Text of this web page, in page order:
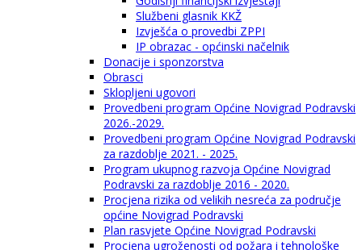
Službeni glasnik KKŽ
Izvješća o provedbi ZPPI
IP obrazac - općinski načelnik
Donacije i sponzorstva
Obrasci
Sklopljeni ugovori
Provedbeni program Općine Novigrad Podravski
2026.-2029.
Provedbeni program Općine Novigrad Podravski
za razdoblje 2021. - 2025.
Program ukupnog razvoja Općine Novigrad
Podravski za razdoblje 2016 - 2020.
Procjena rizika od velikih nesreća za područje
općine Novigrad Podravski
Plan rasvjete Općine Novigrad Podravski
Procjena ugroženosti od požara i tehnološke